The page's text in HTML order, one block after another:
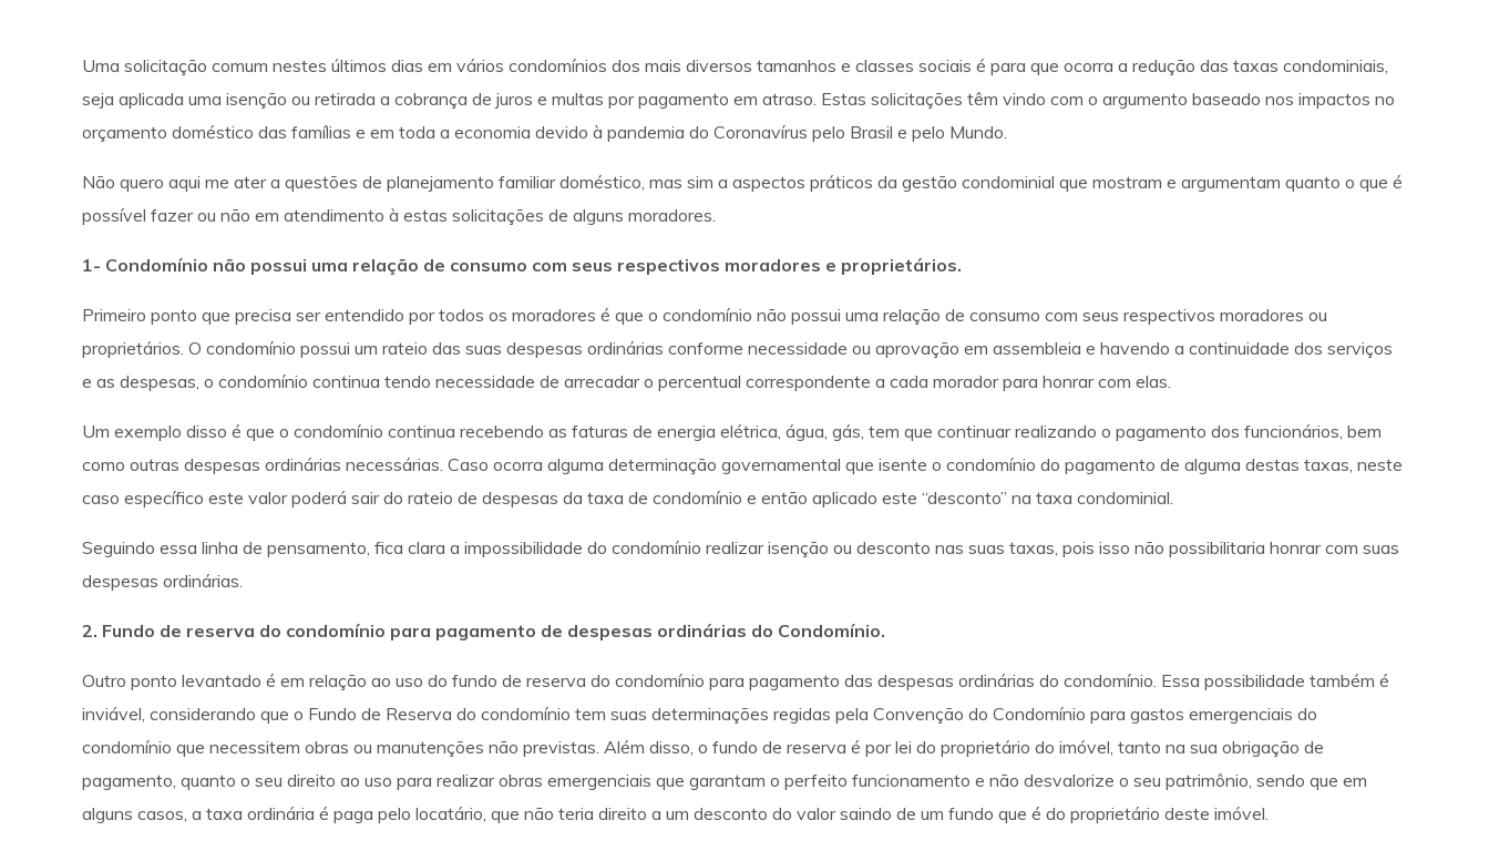
Uma solicitação comum nestes últimos dias em vários condomínios dos mais diversos tamanhos e classes sociais é para que ocorra a redução das taxas condominiais,
seja aplicada uma isenção ou retirada a cobrança de juros e multas por pagamento em atraso. Estas solicitações têm vindo com o argumento baseado nos impactos no
orçamento doméstico das famílias e em toda a economia devido à pandemia do Coronavírus pelo Brasil e pelo Mundo.
Não quero aqui me ater a questões de planejamento familiar doméstico, mas sim a aspectos práticos da gestão condominial que mostram e argumentam quanto o que é
possível fazer ou não em atendimento à estas solicitações de alguns moradores.
1- Condomínio não possui uma relação de consumo com seus respectivos moradores e proprietários.
Primeiro ponto que precisa ser entendido por todos os moradores é que o condomínio não possui uma relação de consumo com seus respectivos moradores ou
proprietários. O condomínio possui um rateio das suas despesas ordinárias conforme necessidade ou aprovação em assembleia e havendo a continuidade dos serviços
e as despesas, o condomínio continua tendo necessidade de arrecadar o percentual correspondente a cada morador para honrar com elas.
Um exemplo disso é que o condomínio continua recebendo as faturas de energia elétrica, água, gás, tem que continuar realizando o pagamento dos funcionários, bem
como outras despesas ordinárias necessárias. Caso ocorra alguma determinação governamental que isente o condomínio do pagamento de alguma destas taxas, neste
caso específico este valor poderá sair do rateio de despesas da taxa de condomínio e então aplicado este “desconto” na taxa condominial.
Seguindo essa linha de pensamento, fica clara a impossibilidade do condomínio realizar isenção ou desconto nas suas taxas, pois isso não possibilitaria honrar com suas
despesas ordinárias.
2. Fundo de reserva do condomínio para pagamento de despesas ordinárias do Condomínio.
Outro ponto levantado é em relação ao uso do fundo de reserva do condomínio para pagamento das despesas ordinárias do condomínio. Essa possibilidade também é
inviável, considerando que o Fundo de Reserva do condomínio tem suas determinações regidas pela Convenção do Condomínio para gastos emergenciais do
condomínio que necessitem obras ou manutenções não previstas. Além disso, o fundo de reserva é por lei do proprietário do imóvel, tanto na sua obrigação de
pagamento, quanto o seu direito ao uso para realizar obras emergenciais que garantam o perfeito funcionamento e não desvalorize o seu patrimônio, sendo que em
alguns casos, a taxa ordinária é paga pelo locatário, que não teria direito a um desconto do valor saindo de um fundo que é do proprietário deste imóvel.